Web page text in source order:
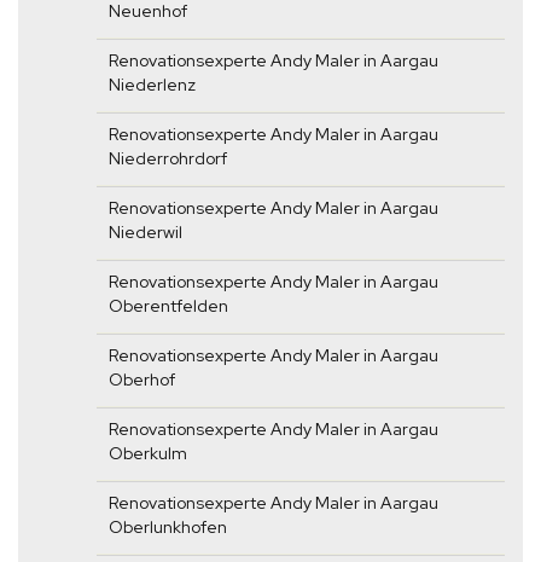
Neuenhof
Renovationsexperte Andy Maler in Aargau
Niederlenz
Renovationsexperte Andy Maler in Aargau
Niederrohrdorf
Renovationsexperte Andy Maler in Aargau
Niederwil
Renovationsexperte Andy Maler in Aargau
Oberentfelden
Renovationsexperte Andy Maler in Aargau
Oberhof
Renovationsexperte Andy Maler in Aargau
Oberkulm
Renovationsexperte Andy Maler in Aargau
Oberlunkhofen